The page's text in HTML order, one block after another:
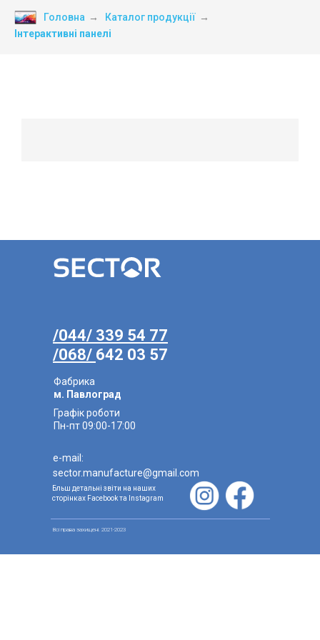
Головна → Каталог продукцiї →
Інтерактивні панелі
Фабрика
м. Павлоград
e-mail:
sector.manufacture@gmail.com
Всi права захищенi. 2021-2023
Бльш детальні звіти на наших
сторінках Facebook та Instagram
/044/ 339 54 77
Графік роботи
Пн-пт 09:00-17:00
/068/ 642 03 57